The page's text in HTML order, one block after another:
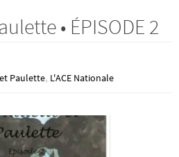
• ÉPISODE 2
Paulette, L'ACE Nationale